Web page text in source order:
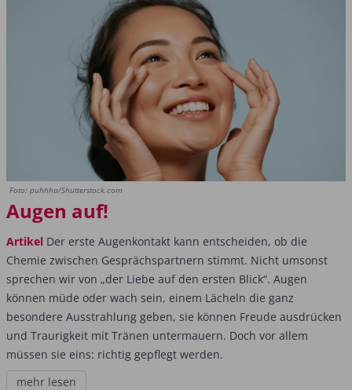
Foto: puhhha/Shutterstock.com
Augen auf!
Artikel Der erste Augenkontakt kann entscheiden, ob die
Chemie zwischen Gesprächspartnern stimmt. Nicht umsonst
sprechen wir von „der Liebe auf den ersten Blick“. Augen
können müde oder wach sein, einem Lächeln die ganz
besondere Ausstrahlung geben, sie können Freude ausdrücken
und Traurigkeit mit Tränen untermauern. Doch vor allem
müssen sie eins: richtig gepflegt werden.
mehr lesen